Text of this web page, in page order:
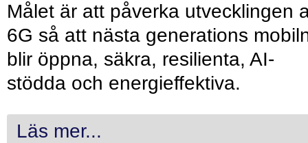
Målet är att påverka utvecklingen
6G så att nästa generations
blir öppna, säkra, resilienta, AI-
stödda och energieffektiva.
Läs mer...